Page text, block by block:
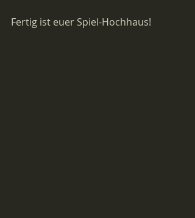
Fertig ist euer Spiel-Hochhaus!